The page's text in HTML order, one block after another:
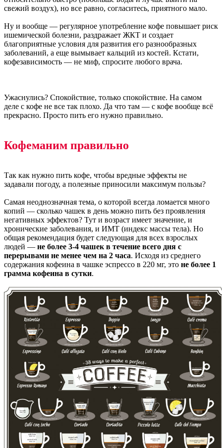
свежий воздух), но все равно, согласитесь, приятного мало.
Ну и вообще — регулярное употребление кофе повышает риск
ишемической болезни, раздражает ЖКТ и создает
благоприятные условия для развития его разнообразных
заболеваний, а еще вымывает кальций из костей. Кстати,
кофезависимость — не миф, спросите любого врача.
Ужаснулись? Спокойствие, только спокойствие. На самом
деле с кофе не все так плохо. Да что там — с кофе вообще всё
прекрасно. Просто пить его нужно правильно.
Кофеманим правильно
Так как нужно пить кофе, чтобы вредные эффекты не
задавали погоду, а полезные приносили максимум пользы?
Самая неоднозначная тема, о которой всегда ломается много
копий — сколько чашек в день можно пить без проявления
негативных эффектов? Тут и возраст имеет значение, и
хронические заболевания, и ИМТ (индекс массы тела). Но
общая рекомендация будет следующая для всех взрослых
людей — не более 3-4 чашек в течение всего дня с
перерывами не менее чем на 2 часа. Исходя из среднего
содержания кофеина в чашке эспрессо в 220 мг, это не более 1
грамма кофеина в сутки.